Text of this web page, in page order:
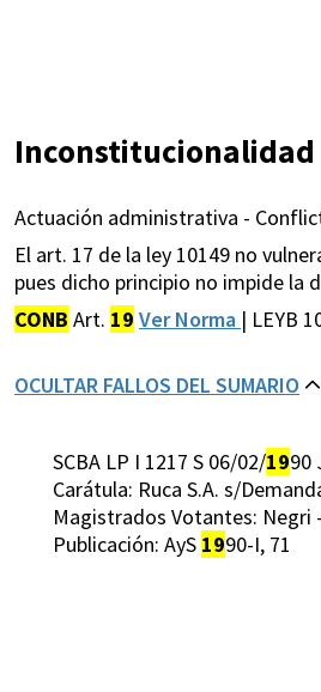
Inconstitucionalidad
Actuación administrativa -
El art. 17 de la ley 10149 no
pues dicho principio no impide la
CONB Art. 19 Ver Norma | LEYB
OCULTAR FALLOS DEL SUMARIO
SCBA LP I 1217 S 06/02/1990
Carátula: Ruca S.A. s/
Magistrados Votantes: Negri
Publicación: AyS 1990-I, 71